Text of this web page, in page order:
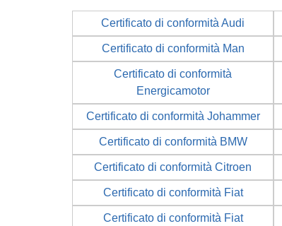
Certificato di conformità Audi
Certificato di conformità Man
Certificato di conformità
Energicamotor
Certificato di conformità Johammer
Certificato di conformità BMW
Certificato di conformità Citroen
Certificato di conformità Fiat
Certificato di conformità Fiat